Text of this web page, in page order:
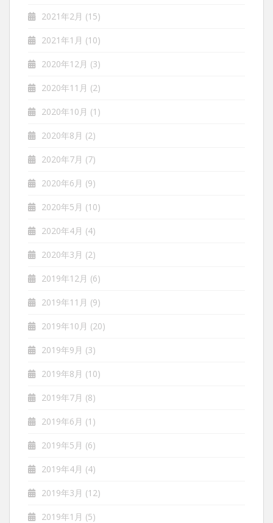
2021年2月 (15)
2021年1月 (10)
2020年12月 (3)
2020年11月 (2)
2020年10月 (1)
2020年8月 (2)
2020年7月 (7)
2020年6月 (9)
2020年5月 (10)
2020年4月 (4)
2020年3月 (2)
2019年12月 (6)
2019年11月 (9)
2019年10月 (20)
2019年9月 (3)
2019年8月 (10)
2019年7月 (8)
2019年6月 (1)
2019年5月 (6)
2019年4月 (4)
2019年3月 (12)
2019年1月 (5)